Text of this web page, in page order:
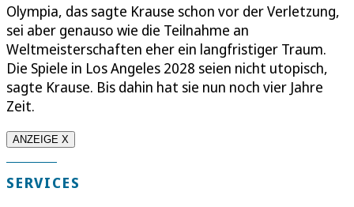
Olympia, das sagte Krause schon vor der Verletzung,
sei aber genauso wie die Teilnahme an
Weltmeisterschaften eher ein langfristiger Traum.
Die Spiele in Los Angeles 2028 seien nicht utopisch,
sagte Krause. Bis dahin hat sie nun noch vier Jahre
Zeit.
ANZEIGE X
SERVICES